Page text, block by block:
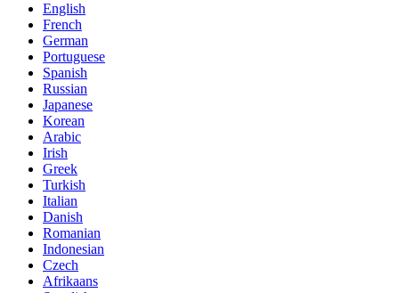
English
French
German
Portuguese
Spanish
Russian
Japanese
Korean
Arabic
Irish
Greek
Turkish
Italian
Danish
Romanian
Indonesian
Czech
Afrikaans